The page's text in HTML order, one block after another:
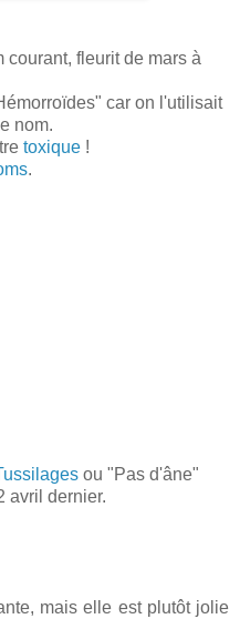
courant, fleurit de mars à
car on l'utilisait
nom.
toxique !
.
ou "Pas d'âne"
avril dernier.
mais elle est plutôt jolie